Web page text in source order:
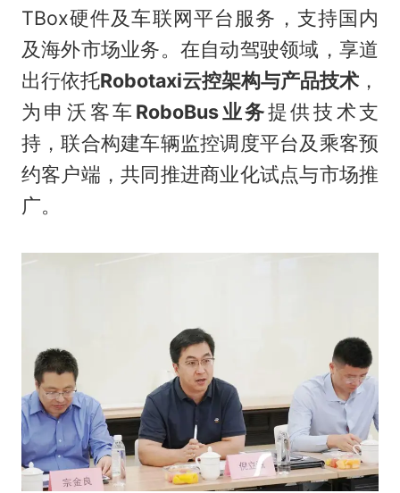
TBox硬件及车联网平台服务，支持国内
及海外市场业务。在自动驾驶领域，享道
出行依托Robotaxi云控架构与产品技术 ，
为申沃客车 RoboBus业务提供技术支
持，联合构建车辆监控调度平台及乘客预
约客户端，共同推进商业化试点与市场推
广。